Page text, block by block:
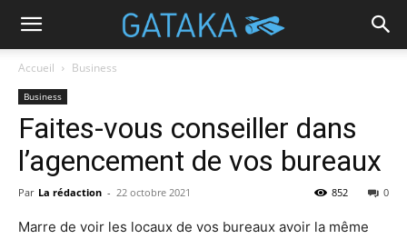
Accueil Business
Business
Faites-vous conseiller dans
l’agencement de vos bureaux
Par La rédaction - 22 octobre 2021 0
852
Marre de voir les locaux de vos bureaux avoir la même